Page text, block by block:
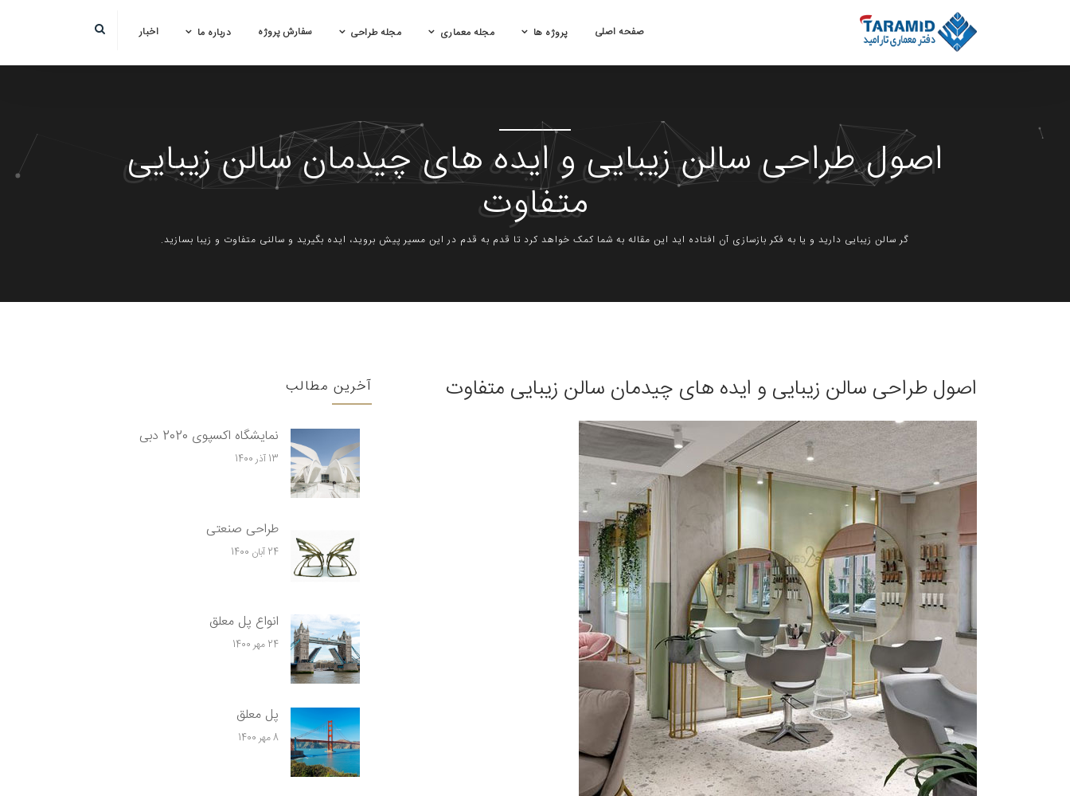
صفحه اصلی پروژه ها مجله معماری مجله طراحی سفارش پروژه درباره ما اخبار
اصول طراحی سالن زیبایی و ایده های چیدمان سالن زیبایی
متفاوت
گر سالن زیبایی دارید و یا به فکر بازسازی آن افتاده اید این مقاله به شما کمک خواهد کرد تا قدم به قدم در این مسیر پیش بروید، ایده بگیرید و سالنی متفاوت و زیبا بسازید.
اصول طراحی سالن زیبایی و ایده های چیدمان سالن زیبایی متفاوت آخرین مطالب
نمایشگاه اکسپوی 2020 دبی
13 آذر 1400
طراحی صنعتی
24 آبان 1400
انواع پل معلق
24 مهر 1400
پل معلق
8 مهر 1400